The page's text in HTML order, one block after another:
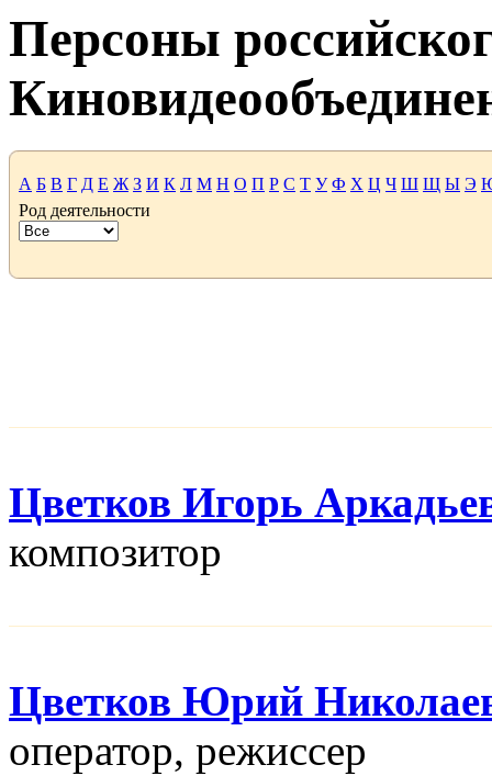
Персоны
А Б В Г Д Е Ж З И К Л М Н О П Р С Т У Ф Х Ц Ч Ш Щ Ы Э
Род деятельности
Цветков Игорь
композитор
Цветков Юрий
оператор, режисcер